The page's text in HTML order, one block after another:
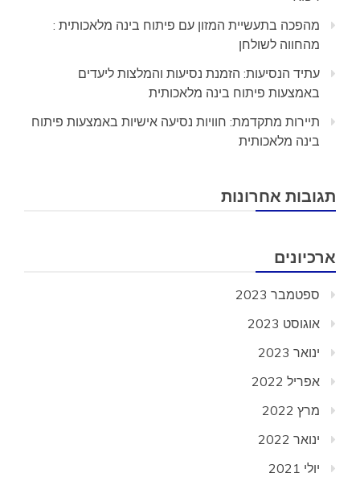
מהפכה בתעשיית המזון עם פיתוח בינה מלאכותית :
מהחווה לשולחן
עתיד הנסיעות: הזמנת נסיעות והמלצות ליעדים
באמצעות פיתוח בינה מלאכותית
תיירות מתקדמת: חוויות נסיעה אישיות באמצעות פיתוח
בינה מלאכותית
תגובות אחרונות
ארכיונים
ספטמבר 2023
אוגוסט 2023
ינואר 2023
אפריל 2022
מרץ 2022
ינואר 2022
יולי 2021